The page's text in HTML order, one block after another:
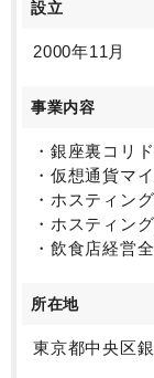
設立
2000年11月
事業内容
・銀座裏コリ
・仮想通貨マ
・ホスティン
・ホスティン
・飲食店経営
所在地
東京都中央区